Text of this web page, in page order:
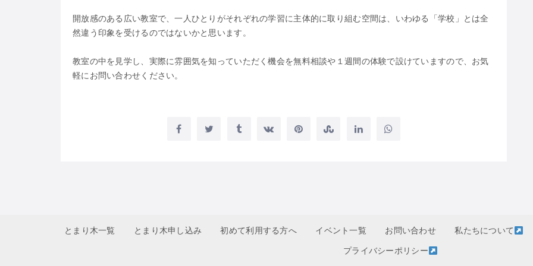
開放感のある広い教室で、一人ひとりがそれぞれの学習に主体的に取り組む空間は、いわゆる「学校」とは全
然違う印象を受けるのではないかと思います。
教室の中を見学し、実際に雰囲気を知っていただく機会を無料相談や１週間の体験で設けていますので、お気
軽にお問い合わせください。
とまり木一覧 とまり木申し込み 初めて利用する方へ イベント一覧 お問い合わせ 私たちについて
プライバシーポリシー